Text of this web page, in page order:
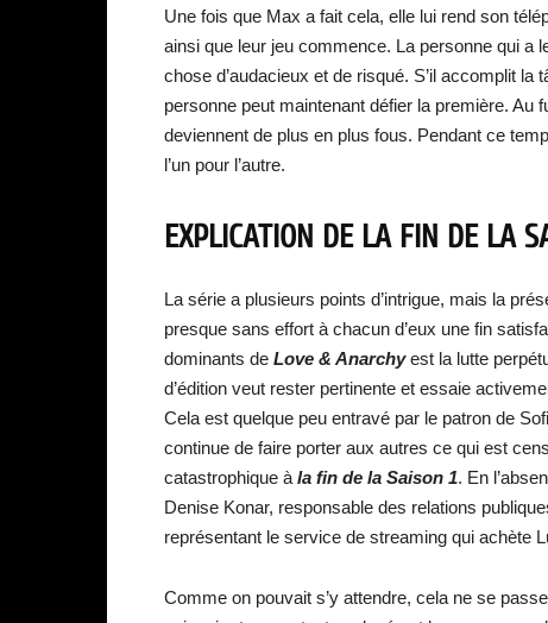
Une fois que Max a fait cela, elle lui rend son
ainsi que leur jeu commence. La personne qui a
chose d’audacieux et de risqué. S’il accomplit
personne peut maintenant défier la première.
deviennent de plus en plus fous. Pendant ce
l’un pour l’autre.
EXPLICATION DE LA FIN DE LA
La série a plusieurs points d’intrigue, mais la
presque sans effort à chacun d’eux une fin
dominants de Love & Anarchyest la lutte
d’édition veut rester pertinente et essaie
Cela est quelque peu entravé par le patron de
continue de faire porter aux autres ce qui est
catastrophique à la fin de la Saison 1. En
Denise Konar, responsable des relations
représentant le service de streaming qui achète
Comme on pouvait s’y attendre, cela ne se